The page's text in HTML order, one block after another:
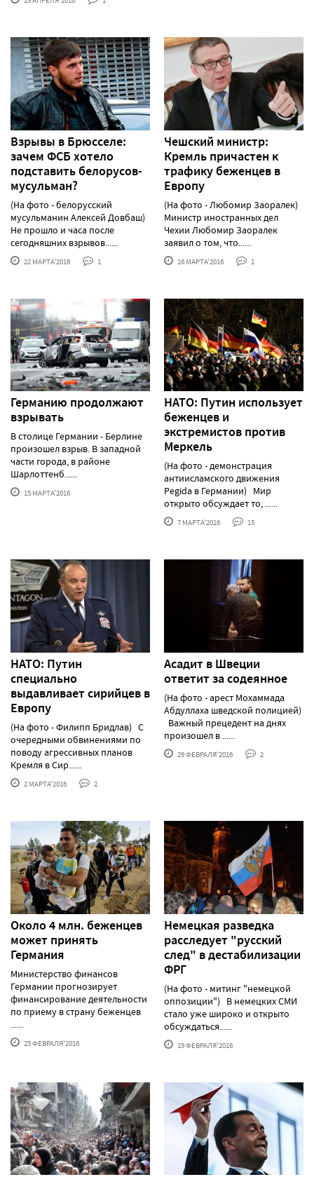
Взрывы в Брюсcеле:
зачем ФСБ хотело
подставить белорусов-
мусульман?
(На фото - белорусский
мусульманин Алексей Довбаш)
Не прошло и часа после
сегодняшних взрывов......
22 МАРТА'2016 1
Чешский министр:
Кремль причастен к
трафику беженцев в
Европу
(На фото - Любомир Заоралек)
Министр иностранных дел
Чехии Любомир Заоралек
заявил о том, что......
16 МАРТА'2016 1
Германию продолжают
взрывать
В столице Германии - Берлине
произошел взрыв. В западной
части города, в районе
Шарлоттенб......
15 МАРТА'2016
НАТО: Путин использует
беженцев и
экстремистов против
Меркель
(На фото - демонстрация
антиисламского движения
Pegida в Германии) Мир
открыто обсуждает то, ......
7 МАРТА'2016 15
НАТО: Путин
специально
выдавливает сирийцев в
Европу
(На фото - Филипп Бридлав) С
очередными обвинениями по
поводу агрессивных планов
Кремля в Сир......
2 МАРТА'2016 2
Асадит в Швеции
ответит за содеянное
(На фото - арест Мохаммада
Абдуллаха шведской полицией)
Важный прецедент на днях
произошел в ......
29 ФЕВРАЛЯ'2016 2
Около 4 млн. беженцев
может принять
Германия
Министерство финансов
Германии прогнозирует
финансирование деятельности
по приему в страну беженцев
25 ФЕВРАЛЯ'2016
Немецкая разведка
расследует "русский
след" в дестабилизации
ФРГ
(На фото - митинг "немецкой
оппозиции") В немецких СМИ
стало уже широко и открыто
обсуждаться......
19 ФЕВРАЛЯ'2016